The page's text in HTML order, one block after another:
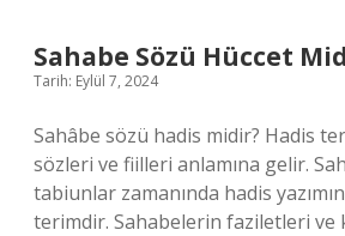
Sahabe Sözü Hüccet
Tarih: Eylül 7, 2024
Sahâbe sözü hadis midir? Hadis
sözleri ve fiilleri anlamına gelir.
tabiunlar zamanında hadis
terimdir. Sahabelerin faziletleri ve